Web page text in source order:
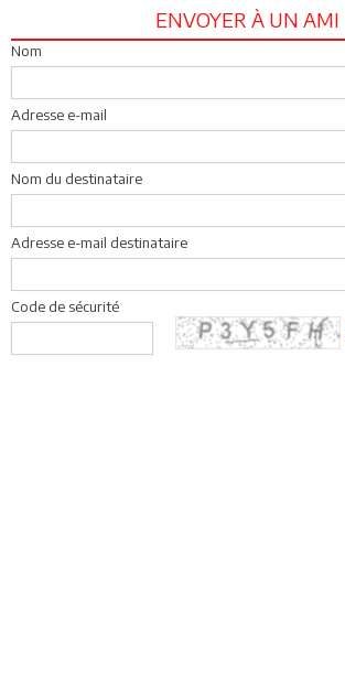
ENVOYER À UN AMI
Nom
Adresse e-mail
Nom du destinataire
Adresse e-mail destinataire
Code de sécurité